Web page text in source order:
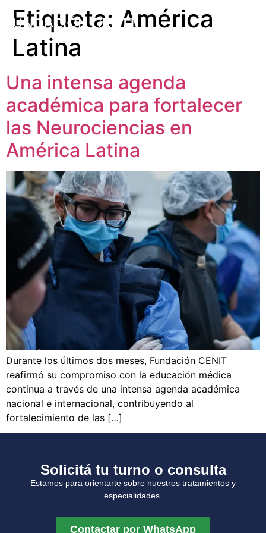
Etiqueta: América
Latina
Una intensa agenda
académica para fortalecer
las Neurociencias en
América Latina
Durante los últimos dos meses, Fundación CENIT
reafirmó su compromiso con la educación médica
continua a través de una intensa agenda académica
nacional e internacional, contribuyendo al
fortalecimiento de las […]
Solicitá tu turno o consulta
Estamos para orientarte sobre nuestros tratamientos y
especialidades.
Contactar por WhatsApp